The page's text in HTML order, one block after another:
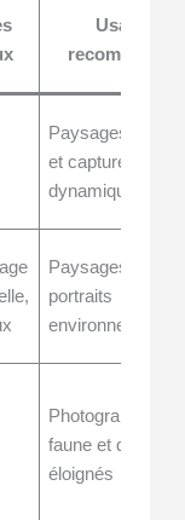
Usage
recommandé
Paysages
et captures
dynamiques
Paysages et
portraits
Photographie de
faune et détails
éloignés